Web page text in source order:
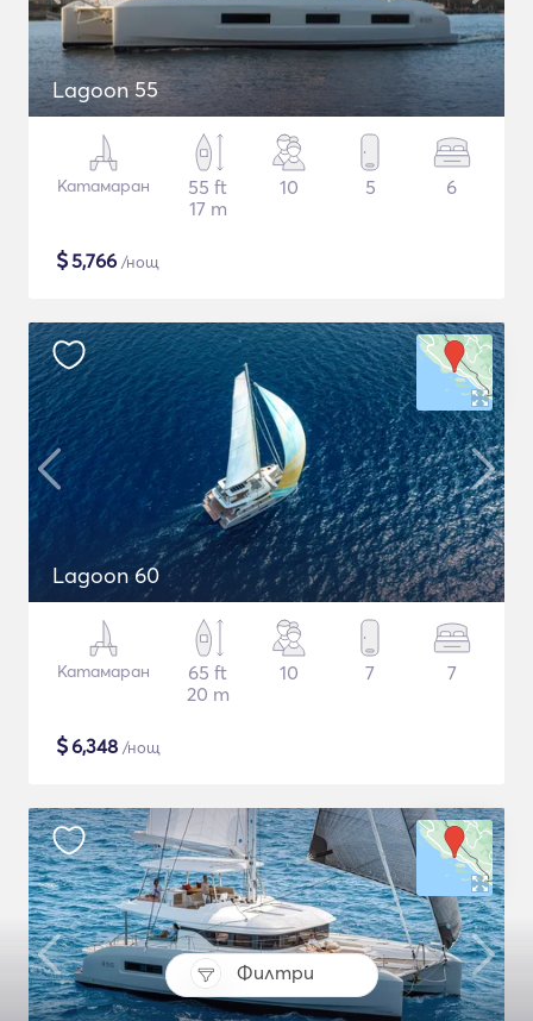
Филтри
Lagoon 55
Катамаран
55 ft
17 m
10 5 6
$5,766 /нощ
Lagoon 60
Катамаран
65 ft
20 m
10 7 7
$6,348 /нощ